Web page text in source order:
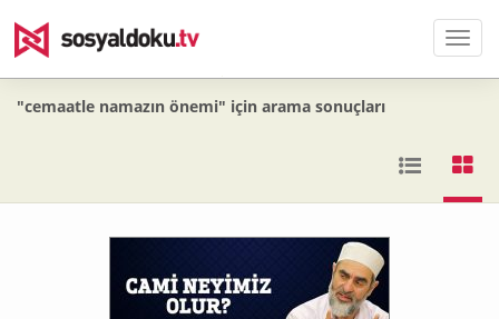
Menü
"cemaatle namazın önemi" için arama sonuçları